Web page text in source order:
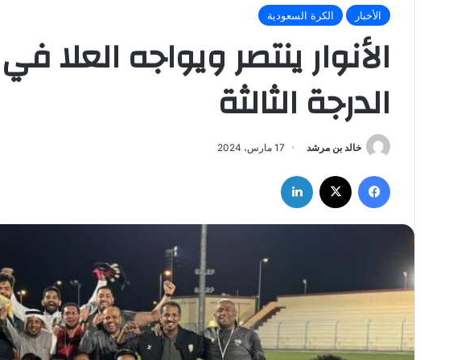
الأخبار الكرة السعودية
الأنوار ينتصر ويواجه العلا
الدرجة الثالثة
خالد بن مرشد 17 مارس، 2024